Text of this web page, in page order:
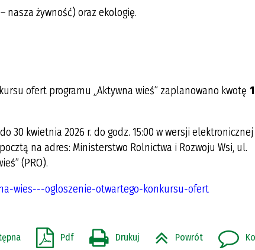
żywność) oraz ekologię.
ofert programu „Aktywna wieś” zaplanowano kwotę
30 kwietnia 2026 r. do godz. 15:00 w wersji
na adres: Ministerstwo Rolnictwa i Rozwoju Wsi, ul.
(PRO).
wies---ogloszenie-otwartego-konkursu-ofert
Pdf Drukuj Powrót